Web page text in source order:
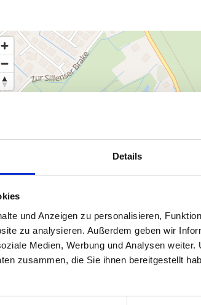
Details
und Anzeigen zu personalisieren,
zu analysieren. Außerdem geben wir
Medien, Werbung und Analysen
zusammen, die Sie ihnen bereitgestellt